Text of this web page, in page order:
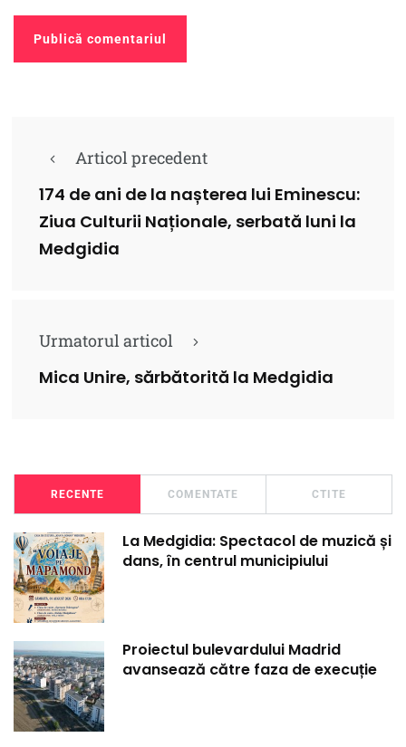
Articol precedent
174 de ani de la nașterea lui Eminescu:
Ziua Culturii Naționale, serbată luni la
Medgidia
Urmatorul articol
Mica Unire, sărbătorită la Medgidia
RECENTE COMENTATE CTITE
La Medgidia: Spectacol de muzică și
dans, în centrul municipiului
Proiectul bulevardului Madrid
avansează către faza de execuție